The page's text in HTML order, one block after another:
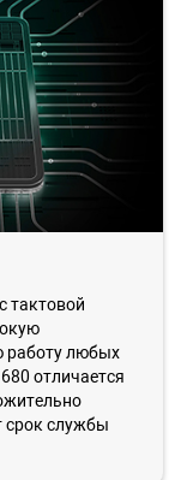
тактовой
работу любых
отличается
срок службы